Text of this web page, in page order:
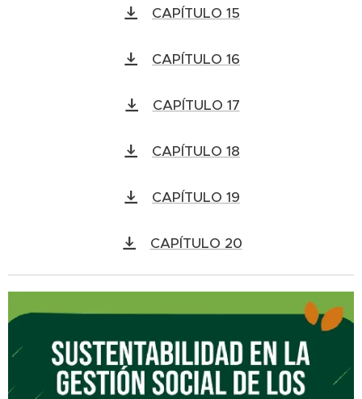
CAPÍTULO 15
CAPÍTULO 16
CAPÍTULO 17
CAPÍTULO 18
CAPÍTULO 19
CAPÍTULO 20